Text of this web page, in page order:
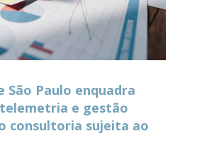
São Paulo enquadra
e gestão
consultoria sujeita ao